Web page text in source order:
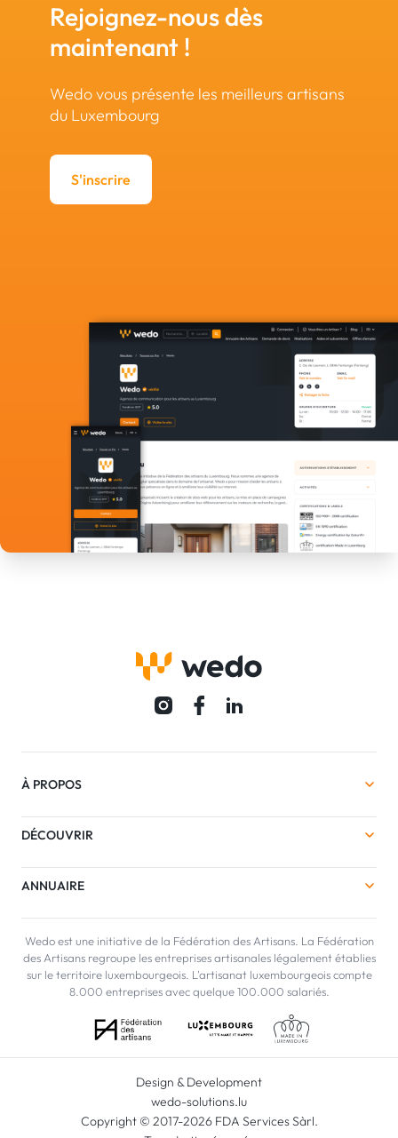
Rejoignez-nous dès
maintenant !
Wedo vous présente les meilleurs artisans
du Luxembourg
S'inscrire
À PROPOS
DÉCOUVRIR
ANNUAIRE
Wedo est une initiative de la Fédération des Artisans. La Fédération
des Artisans regroupe les entreprises artisanales légalement établies
sur le territoire luxembourgeois. L'artisanat luxembourgeois compte
8.000 entreprises avec quelque 100.000 salariés.
Design & Development
wedo-solutions.lu
Copyright © 2017-2026 FDA Services Sàrl.